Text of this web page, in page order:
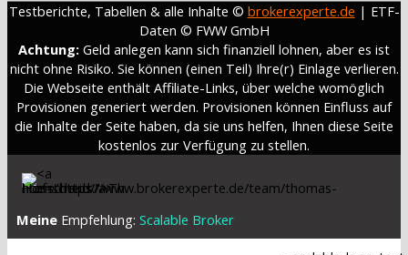
Testberichte, Tabellen & alle Inhalte © brokerexperte.de | ETF-
Daten © FWW GmbH
Achtung: Geld anlegen kann sich finanziell lohnen, aber es ist
nicht ohne Risiko. Sie können (einen Teil) Ihre(r) Einlage verlieren.
Die Webseite enthält Affiliate-Links, über welche womöglich
Provisionen generiert werden. Provisionen können Einfluss auf
die Inhalte der Seite haben, da sie uns helfen, Ihnen diese Seite
kostenlos zur Verfügung zu stellen.
Meine Empfehlung: Scalable Broker